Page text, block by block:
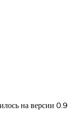
на версии 0.9